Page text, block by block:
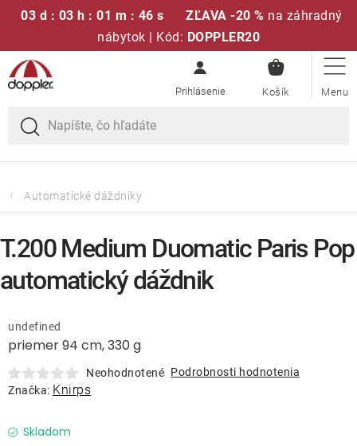
03 d : 03 h : 01 m : 46 s ZĽAVA -20 % na záhradný
nábytok | Kód: DOPPLER20
Prejsť
na
obsah
KOŠÍK
Sedacie súpravy
Slnečníky
Polstre a sedáky
Automatické dáždniky
priemer 94 cm, 330 g
undefined
Neohodnotené Podrobnosti hodnotenia
Značka: Knirps
Skladom
T.200 Medium Duomatic Paris Pop
automatický dáždnik